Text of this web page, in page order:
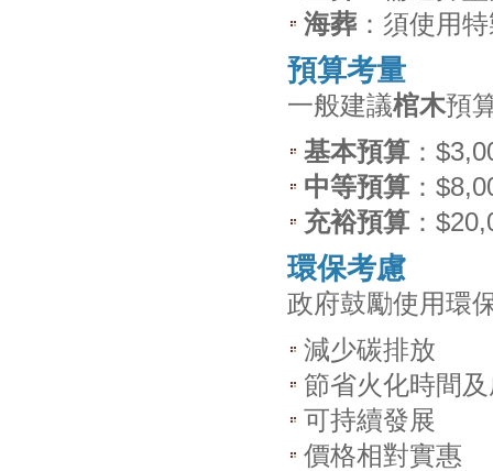
海葬：須使用
預算考量
一般建議棺木預
基本預算 ：
中等預算 ：
充裕預算 ：
環保考慮
政府鼓勵使用環
減少碳排放
節省火化時間
可持續發展
價格相對實惠